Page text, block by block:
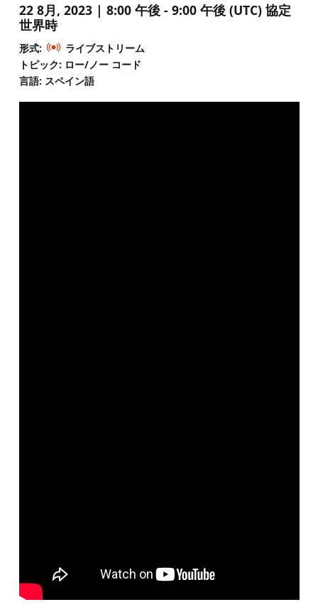
22 8月, 2023 | 8:00 午後 - 9:00 午後 (UTC) 協定
世界時
形式:
ライブストリーム
トピック: ロー/ノー コード
言語: スペイン語